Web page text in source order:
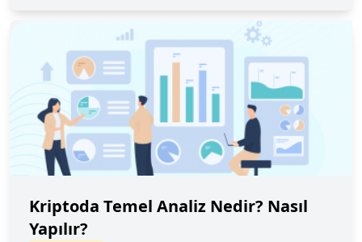
Kriptoda Temel Analiz Nedir? Nasıl
Yapılır?